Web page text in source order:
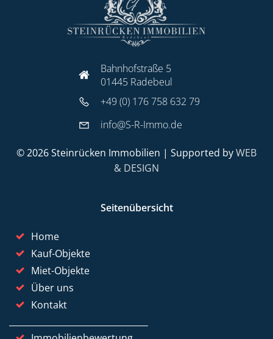
Bahnhofstraße 5
01445 Radebeul
+49 (0) 176 758 632 79
info@S-R-Immo.de
© 2026 Steinrücken Immobilien | Supported byWEB
& DESIGN
Seitenübersicht
Home
Kauf-Objekte
Miet-Objekte
Über uns
Kontakt